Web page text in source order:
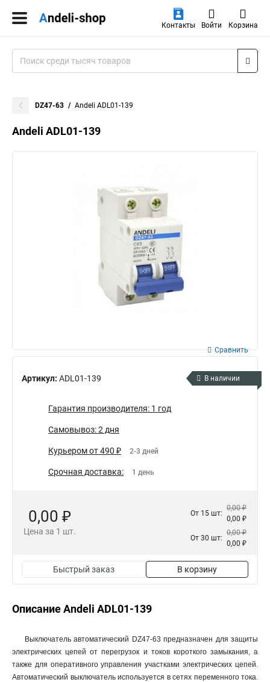
Контакты Войти Корзина
DZ47-63 Andeli ADL01-139
Andeli ADL01-139
Артикул: ADL01-139
Сравнить
В наличии
Гарантия производителя: 1 год
Самовывоз: 2 дня
Курьером от 490 ₽ 2-3 дней
Срочная доставка: 1 день
0,00 ₽
Цена за 1 шт.
От 15 шт:
0,00 ₽
0,00 ₽
От 30 шт:
0,00 ₽
0,00 ₽
Быстрый заказ В корзину
Описание Andeli ADL01-139
Выключатель автоматический DZ47-63 предназначен для защиты
электрических цепей от перегрузок и токов короткого замыкания, а
также для оперативного управления участками электрических цепей.
Автоматический выключатель используется в сетях переменного тока.